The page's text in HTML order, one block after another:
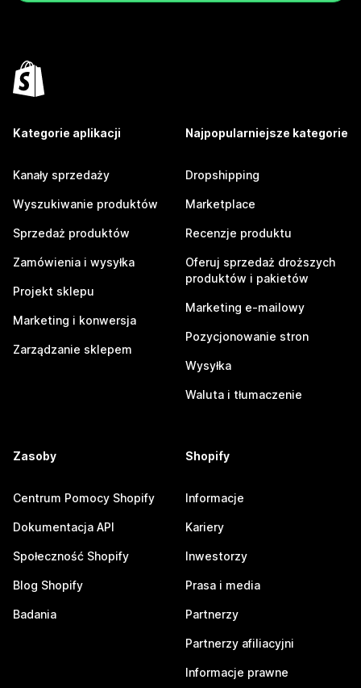
Kategorie aplikacji
Kanały sprzedaży
Wyszukiwanie produktów
Sprzedaż produktów
Zamówienia i wysyłka
Projekt sklepu
Marketing i konwersja
Zarządzanie sklepem
Najpopularniejsze kategorie
Dropshipping
Marketplace
Recenzje produktu
Oferuj sprzedaż droższych
produktów i pakietów
Marketing e-mailowy
Pozycjonowanie stron
Wysyłka
Waluta i tłumaczenie
Zasoby
Centrum Pomocy Shopify
Dokumentacja API
Społeczność Shopify
Blog Shopify
Badania
Shopify
Informacje
Kariery
Inwestorzy
Prasa i media
Partnerzy
Partnerzy afiliacyjni
Informacje prawne